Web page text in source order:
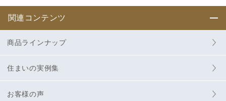
関連コンテンツ
商品ラインナップ
住まいの実例集
お客様の声